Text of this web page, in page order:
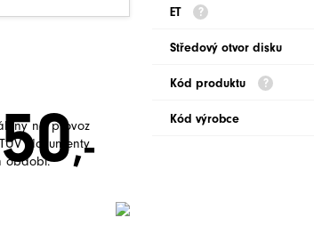
na provoz
dokumenty
období.
,-
ET
Středový otvor disku
Kód produktu
Kód výrobce